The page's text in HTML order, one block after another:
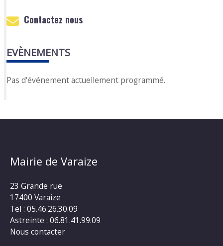
Contactez nous
EVÈNEMENTS
Pas d'événement actuellement programmé.
Mairie de Varaize
23 Grande rue
17400 Varaize
Tel : 05.46.26.30.09
Astreinte : 06.81.41.99.09
Nous contacter